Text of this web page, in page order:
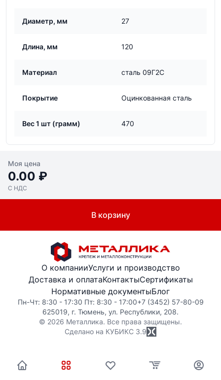
Диаметр, мм 27
Длина, мм 120
Материал сталь 09Г2С
Покрытие Оцинкованная сталь
Вес 1 шт (грамм) 470
Моя цена
0.00 ₽
С НДС
В корзину
О компанииУслуги и производство
Доставка и оплатаКонтактыСертификаты
Нормативные документыБлог
Пн-Чт: 8:30 - 17:30 Пт: 8:30 - 17:00+7 (3452) 57-80-09
625019, г. Тюмень, ул. Республики, 208.
© 2026 Металлика. Все права защищены.
Сделано на КУБИКС 3.9